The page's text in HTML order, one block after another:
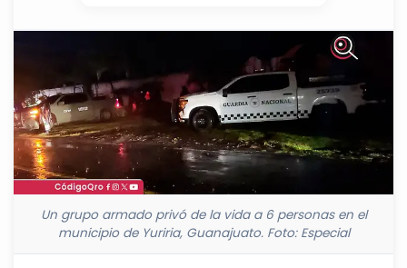
Un grupo armado privó de la vida a 6 personas en el
municipio de Yuriria, Guanajuato. Foto: Especial